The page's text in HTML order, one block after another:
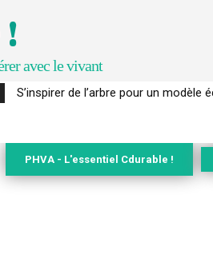
avec le vivant
S’inspirer de l’arbre pour un modèle
IPBES : le « GIEC de la
PHVA - L'essentiel Cdurable !